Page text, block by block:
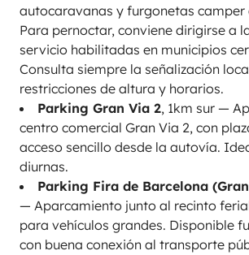
autocaravanas y furgonetas camper
Para pernoctar, conviene dirigirse a
servicio habilitadas en municipios
Consulta siempre la señalización
restricciones de altura y horarios.
Parking Gran Via 2, 1km sur —
centro comercial Gran Via 2, con
acceso sencillo desde la autovía.
diurnas.
Parking Fira de Barcelona
— Aparcamiento junto al recinto
para vehículos grandes. Disponible
con buena conexión al transporte